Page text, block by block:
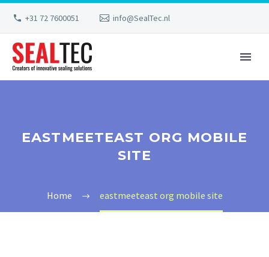
+31 72 7600051 info@SealTec.nl
EASTMEETEAST ORG MOBILE
SITE
Home eastmeeteast org mobile site